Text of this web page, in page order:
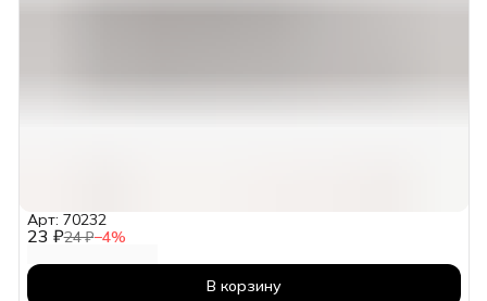
23 ₽24 ₽−4%
Арт: 70232
В корзину